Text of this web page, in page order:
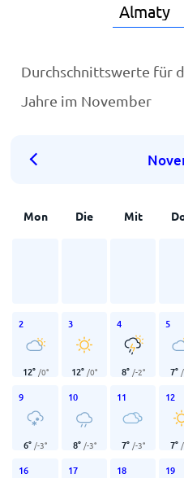
Durchschnittswerte für
Jahre im November
Mon Die Mit
2
12° /0°
3
12° /0°
4
8° /-2°
5
7° /
9
6° /-3°
10
8° /-3°
11
7° /-3°
12
7° /
16 17 18 19